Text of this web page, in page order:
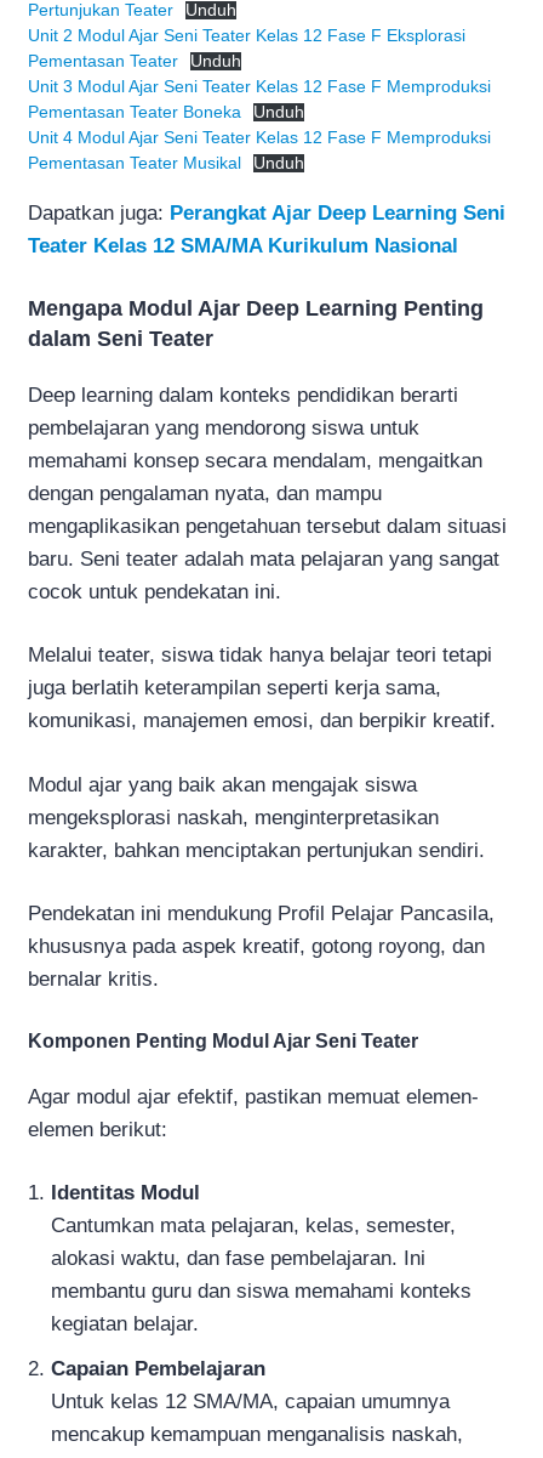
Pertunjukan Teater
Unduh
Unit 2 Modul Ajar Seni Teater Kelas 12 Fase F Eksplorasi
Pementasan Teater
Unduh
Unit 3 Modul Ajar Seni Teater Kelas 12 Fase F Memproduksi
Pementasan Teater Boneka
Unduh
Unit 4 Modul Ajar Seni Teater Kelas 12 Fase F Memproduksi
Pementasan Teater Musikal
Unduh
Dapatkan juga: Perangkat Ajar Deep Learning Seni
Teater Kelas 12 SMA/MA Kurikulum Nasional
Mengapa Modul Ajar Deep Learning Penting
dalam Seni Teater
Deep learning dalam konteks pendidikan berarti
pembelajaran yang mendorong siswa untuk
memahami konsep secara mendalam, mengaitkan
dengan pengalaman nyata, dan mampu
mengaplikasikan pengetahuan tersebut dalam situasi
baru. Seni teater adalah mata pelajaran yang sangat
cocok untuk pendekatan ini.
Melalui teater, siswa tidak hanya belajar teori tetapi
juga berlatih keterampilan seperti kerja sama,
komunikasi, manajemen emosi, dan berpikir kreatif.
Modul ajar yang baik akan mengajak siswa
mengeksplorasi naskah, menginterpretasikan
karakter, bahkan menciptakan pertunjukan sendiri.
Pendekatan ini mendukung Profil Pelajar Pancasila,
khususnya pada aspek kreatif, gotong royong, dan
bernalar kritis.
Komponen Penting Modul Ajar Seni Teater
Agar modul ajar efektif, pastikan memuat elemen-
elemen berikut:
Identitas Modul
Cantumkan mata pelajaran, kelas, semester,
alokasi waktu, dan fase pembelajaran. Ini
membantu guru dan siswa memahami konteks
kegiatan belajar.
Capaian Pembelajaran
Untuk kelas 12 SMA/MA, capaian umumnya
mencakup kemampuan menganalisis naskah,